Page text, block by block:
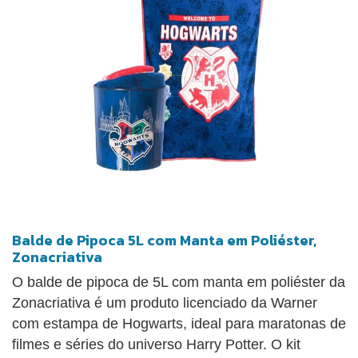
Balde de Pipoca 5L com Manta em Poliéster,
Zonacriativa
O balde de pipoca de 5L com manta em poliéster da
Zonacriativa é um produto licenciado da Warner
com estampa de Hogwarts, ideal para maratonas de
filmes e séries do universo Harry Potter. O kit